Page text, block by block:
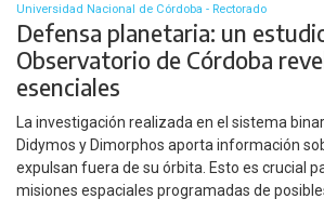
Universidad Nacional de Córdoba - Rectorado
Defensa planetaria: un
Observatorio de Córdoba
esenciales
La investigación realizada en el sistema
Didymos y Dimorphos aporta información
expulsan fuera de su órbita. Esto es crucial
misiones espaciales programadas de